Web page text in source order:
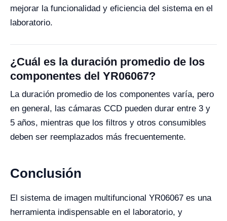
mejorar la funcionalidad y eficiencia del sistema en el
laboratorio.
¿Cuál es la duración promedio de los
componentes del YR06067?
La duración promedio de los componentes varía, pero
en general, las cámaras CCD pueden durar entre 3 y
5 años, mientras que los filtros y otros consumibles
deben ser reemplazados más frecuentemente.
Conclusión
El sistema de imagen multifuncional YR06067 es una
herramienta indispensable en el laboratorio, y